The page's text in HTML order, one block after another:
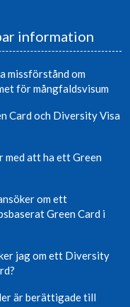
information
missförstånd om
för mångfaldsvisum
Card och Diversity Visa
med att ha ett Green
om ett
Green Card i
jag om ett Diversity
är berättigade till